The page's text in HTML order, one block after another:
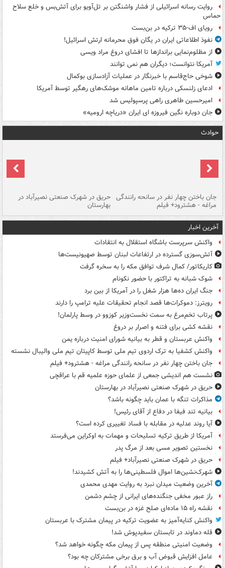
روایت رسانه اسرائیلی از فشار واشنگتن بر تل‌آویو برای آتش‌بس و خلع سلاح
حماس
رویای اف-۳۵ ترکیه در بن‌بست
نفوذ اطلاعاتی ایران در یگان فوق محرمانه ارتش اسرائیل!
از مظلوم‌نمایی براندازها تا افشای دروغ مراد ویسی
آمریکا نتوانست؛ دیگران هم نمی توانند
شوخی حاج‌قاسم با خبرنگار در عملیات آزادسازی بوکمال
ادعای زلنسکی درباره تامین ماهانه موشک‌های رهگیر توسط آمریکا
امیرحسین طاهری راهی پرسپولیس شد
جان دوباره نگین فیروزه ای ایران «دریاچه ارومیه»
حوادث
جان باختن چهار نفر در سانحه رانندگی
مراغه - هشترود+ فیلم
حریق در شهرک صنعتی نصیرآباد در
بهارستان
آخرین اخبار
واکنش سرپرست باشگاه استقلال به انتقادات
آتش‌سوزی گسترده در ارتفاعات لبنان توسط صهیونیست‌ها
کاریکاتور/ کمال شرف توافق مکه را به سخره گرفت
شوک شبانه به تراکتور با حضور نکونام
جنگ ایران ده‌ها هزار شغل را در آمریکا از بین برد
رویترز: دموکرات‌ها قصد انجام تحقیقات علیه ترامپ را دارند
پرتاب تخم‌مرغ به سمت نخست‌وزیر کوزوو در وسط پارلمان!
نقشه کشی برای فتنه و اصرار بر دروغ
واکنش عربستان و قطر به بیانیه شورای امنیت درباره یمن
واکنش کشفیا به ترک اردوی تیم ملی توسط کاپیتان تیم ملی والیبال نشسته
جان باختن چهار نفر در سانحه رانندگی مراغه - هشترود+ فیلم
نشست هم اندیشی جمعی از علمای حوزه علمیه قم با عراقچی
حریق در شهرک صنعتی نصیرآباد در بهارستان
مذاکرات تنگه با عمان باید چگونه باشد؟
بیانیه تند فیفا در دفاع از آقای رئیس!
آیا روند عدلیه در مقابله با فساد تغییری کرده است؟
آمریکا از طریق ترکیه تسلیحات و مهمات به اوکراین می‌فرستد
نخستین تصویر مسی بعد از مرگ پدر
حریق در شهرک صنعتی نصیرآباد+ فیلم
شهرک‌نشین‌ها اموال فلسطینی‌ها را به آتش کشیدند!
آخرین وضعیت میدان نبرد به روایت مهدی محمدی
راز عبور مخفی جنگنده‌های ایرانی از چشم دشمن
نقشه راه ۱۵ ماده‌ای صلح غزه در بن‌بست
واکنش کنایه‌آمیز به عضویت ترکیه در پیمان مشترک با عربستان
قله دماوند در تابستان سفیدپوش شد!
وضعیت امنیتی منطقه پس از پیمان مکه چگونه خواهد شد؟
عامل افزایش قبوض آب و برق برخی مشترکان چه بود؟